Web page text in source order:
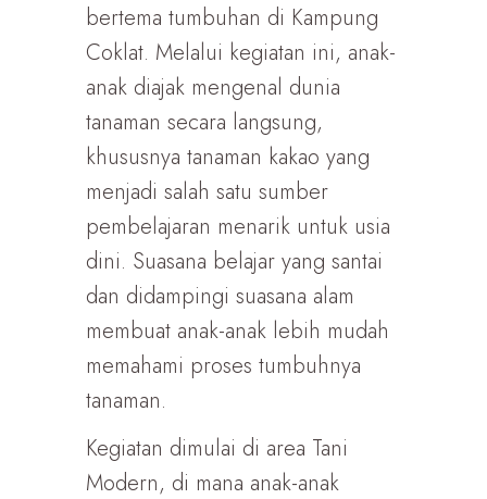
bertema tumbuhan di Kampung
Coklat. Melalui kegiatan ini, anak-
anak diajak mengenal dunia
tanaman secara langsung,
khususnya tanaman kakao yang
menjadi salah satu sumber
pembelajaran menarik untuk usia
dini. Suasana belajar yang santai
dan didampingi suasana alam
membuat anak-anak lebih mudah
memahami proses tumbuhnya
tanaman.
Kegiatan dimulai di area Tani
Modern, di mana anak-anak